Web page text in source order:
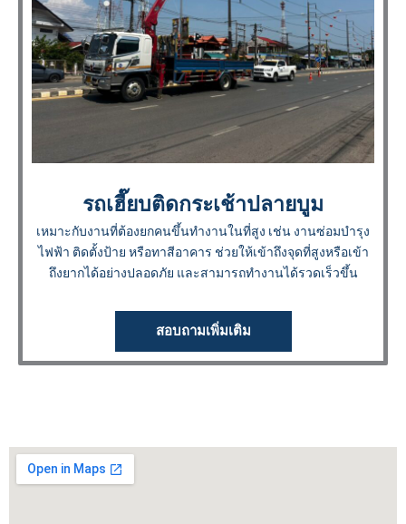
รถเฮี๊ยบติดกระเช้าปลายบูม
เหมาะกับงานที่ต้องยกคนขึ้นทำงานในที่สูง เช่น งานซ่อมบำรุง
ไฟฟ้า ติดตั้งป้าย หรือทาสีอาคาร ช่วยให้เข้าถึงจุดที่สูงหรือเข้า
ถึงยากได้อย่างปลอดภัย และสามารถทำงานได้รวดเร็วขึ้น
สอบถามเพิ่มเติม